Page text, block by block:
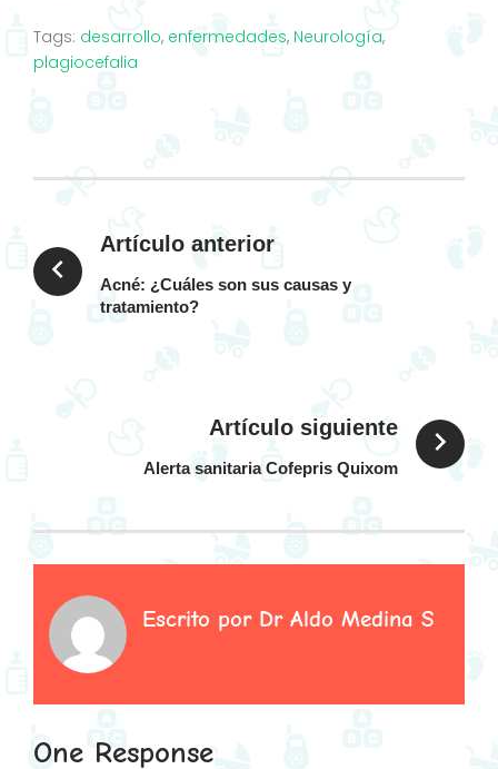
Tags: desarrollo, enfermedades, Neurología,
plagiocefalia
de
entradas
Artículo anterior
Acné: ¿Cuáles son sus causas y
tratamiento?
Artículo siguiente
Alerta sanitaria Cofepris Quixom
Escrito por Dr Aldo Medina S
One Response